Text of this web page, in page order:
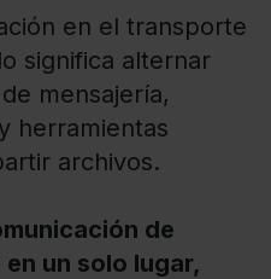
en el transporte
significa alternar
mensajería,
herramientas
archivos.
de
un solo lugar,